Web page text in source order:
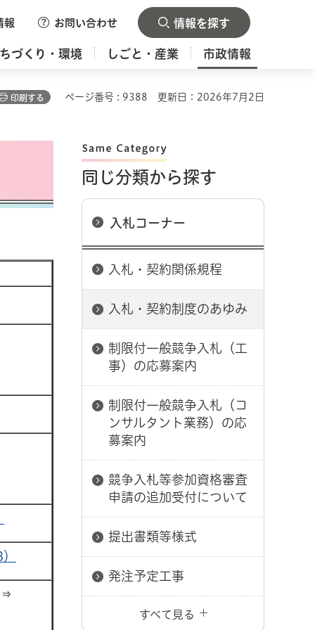
報 お問い合わせ 情報を探す
づくり・環境 しごと・産業 市政情報
印刷する ページ番号 : 9388 更新日：2026年7月2日
⇒
同じ分類から探す
入札コーナー
入札・契約関係規程
入札・契約制度のあゆみ
制限付一般競争入札（工
事）の応募案内
制限付一般競争入札（コ
ンサルタント業務）の応
募案内
競争入札等参加資格審査
申請の追加受付について
提出書類等様式
発注予定工事
すべて見る